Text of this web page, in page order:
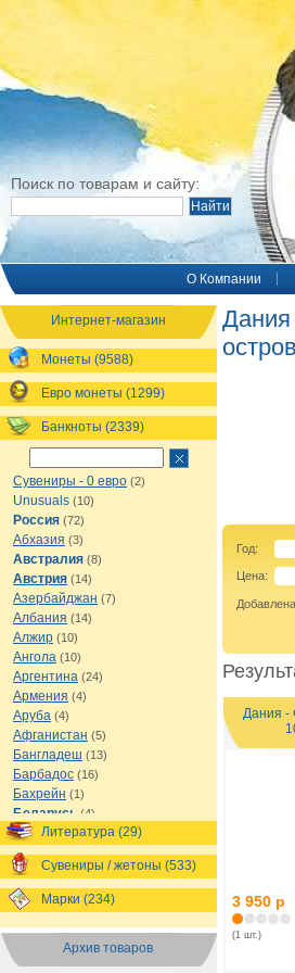
Поиск по товарам и сайту:
O Компании
Интернет-магазин
Монеты (9588)
Евро монеты (1299)
Банкноты (2339)
Сувениры - 0 евро (2)
Unusuals (10)
Россия (72)
Абхазия (3)
Австралия (8)
Австрия (14)
Азербайджан (7)
Албания (14)
Алжир (10)
Ангола (10)
Аргентина (24)
Армения (4)
Аруба (4)
Афганистан (5)
Бангладеш (13)
Барбадос (16)
Бахрейн (1)
Беларусь (4)
Белиз(8)
Бельгия(16)
Бермуды(1)
Болгария(13)
Боливия(12)
Босния и Герцеговина(7)
Ботсвана(7)
Бразилия(21)
Литература (29)
Сувениры / жетоны (533)
Марки (234)
Архив товаров
Год:
Цена:
Дания -
3 950 р
(1 шт.)